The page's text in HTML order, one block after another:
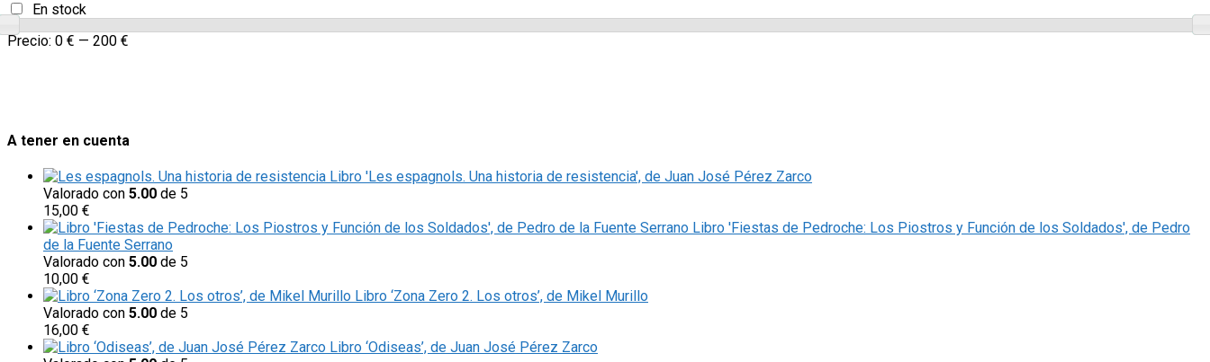
En stock
Precio: 0 € — 200 €
A tener en cuenta
Libro 'Les espagnols. Una historia de resistencia', de Juan José Pérez Zarco
Valorado con 5.00 de 5
15,00 €
Libro 'Fiestas de Pedroche: Los Piostros y Función de los Soldados', de Pedro
de la Fuente Serrano
Valorado con 5.00 de 5
10,00 €
Libro ‘Zona Zero 2. Los otros’, de Mikel Murillo
Valorado con 5.00 de 5
16,00 €
Libro ‘Odiseas’, de Juan José Pérez Zarco